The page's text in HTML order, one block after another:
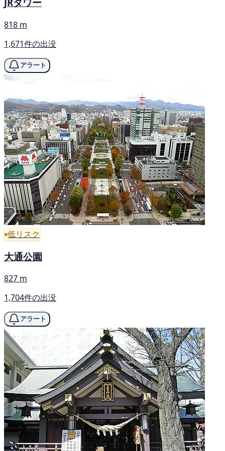
818 m
1,671件の出没
アラート
低リスク
大通公園
827 m
1,704件の出没
アラート